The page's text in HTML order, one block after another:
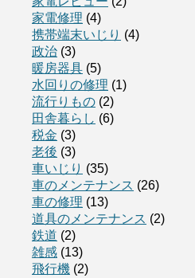
家電修理 (4)
携帯端末いじり (4)
政治 (3)
暖房器具 (5)
水回りの修理 (1)
流行りもの (2)
田舎暮らし (6)
税金 (3)
老後 (3)
車いじり (35)
車のメンテナンス (26)
車の修理 (13)
道具のメンテナンス (2)
鉄道 (2)
雑感 (13)
飛行機 (2)